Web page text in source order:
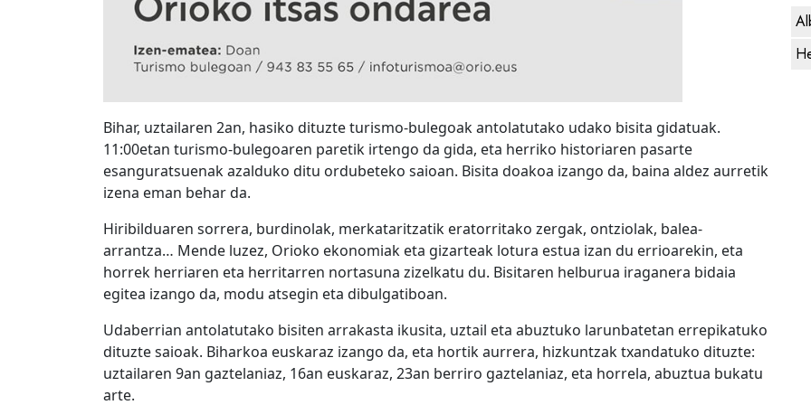
Bihar, uztailaren 2an, hasiko dituzte turismo-bulegoak antolatutako udako bisita gidatuak.
11:00etan turismo-bulegoaren paretik irtengo da gida, eta herriko historiaren pasarte
esanguratsuenak azalduko ditu ordubeteko saioan. Bisita doakoa izango da, baina aldez aurretik
izena eman behar da.
Hiribilduaren sorrera, burdinolak, merkataritzatik eratorritako zergak, ontziolak, balea-
arrantza… Mende luzez, Orioko ekonomiak eta gizarteak lotura estua izan du errioarekin, eta
horrek herriaren eta herritarren nortasuna zizelkatu du. Bisitaren helburua iraganera bidaia
egitea izango da, modu atsegin eta dibulgatiboan.
Udaberrian antolatutako bisiten arrakasta ikusita, uztail eta abuztuko larunbatetan errepikatuko
dituzte saioak. Biharkoa euskaraz izango da, eta hortik aurrera, hizkuntzak txandatuko dituzte:
uztailaren 9an gaztelaniaz, 16an euskaraz, 23an berriro gaztelaniaz, eta horrela, abuztua bukatu
arte.